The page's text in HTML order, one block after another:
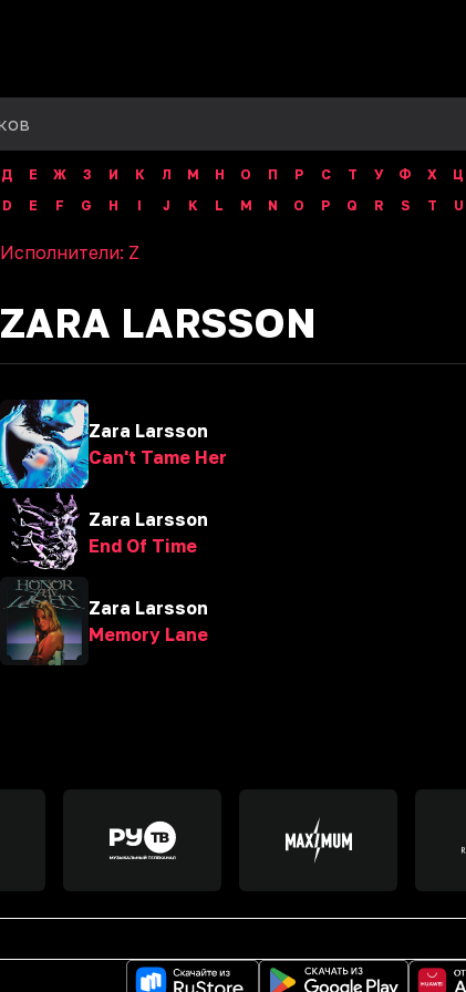
Д Е Ж З И К Л М Н О П Р С Т У Ф Х Ц
D E F G H I J K L M N O P Q R S T U
Исполнители: Z
ZARA LARSSON
Zara Larsson
Can't Tame Her
Zara Larsson
End Of Time
Zara Larsson
Memory Lane